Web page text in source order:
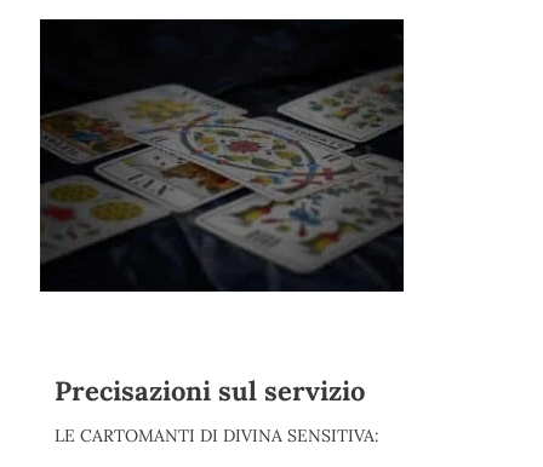
Precisazioni sul servizio
LE CARTOMANTI DI DIVINA SENSITIVA: